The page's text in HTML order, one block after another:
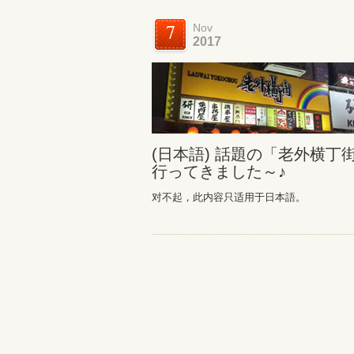
7 Nov
2017
(日本語) 話題の「老外横丁
行ってきました～♪
对不起，此内容只适用于日本語。